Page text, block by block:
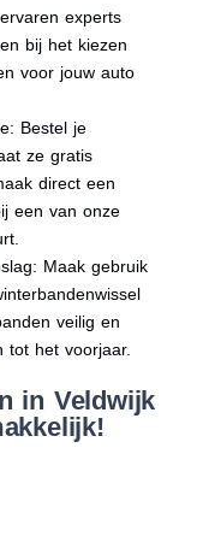
experts
bij het kiezen
voor jouw auto
Bestel je
ze gratis
direct een
een van onze
Maak gebruik
veilig en
tot het voorjaar.
in Veldwijk